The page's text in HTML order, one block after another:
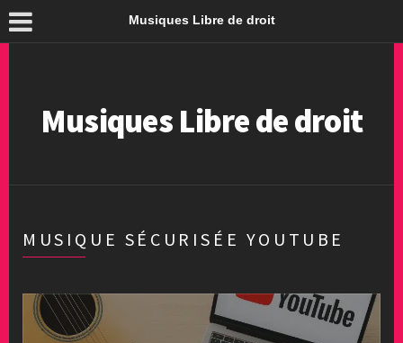
Musiques Libre de droit
Musiques Libre de droit
MUSIQUE SÉCURISÉE YOUTUBE